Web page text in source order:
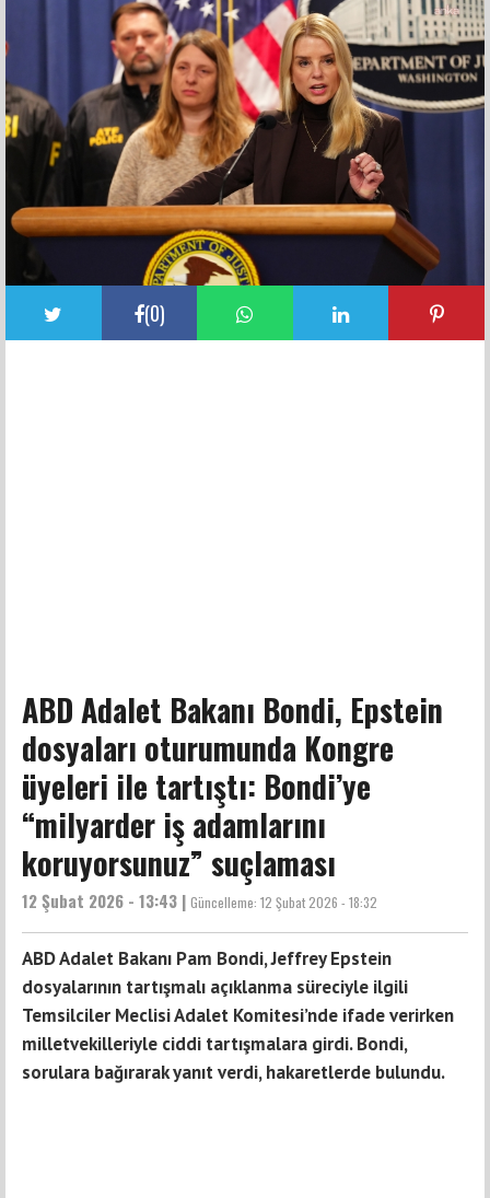
(0)
ABD Adalet Bakanı Bondi, Epstein
dosyaları oturumunda Kongre
üyeleri ile tartıştı: Bondi’ye
“milyarder iş adamlarını
koruyorsunuz” suçlaması
12 Şubat 2026 - 13:43 | Güncelleme: 12 Şubat 2026 - 18:32
ABD Adalet Bakanı Pam Bondi, Jeffrey Epstein
dosyalarının tartışmalı açıklanma süreciyle ilgili
Temsilciler Meclisi Adalet Komitesi’nde ifade verirken
milletvekilleriyle ciddi tartışmalara girdi. Bondi,
sorulara bağırarak yanıt verdi, hakaretlerde bulundu.